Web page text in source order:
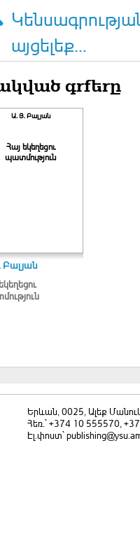
այցելեք...
գրքերը
Ա. Յ. Բալ­յան
Հայ եկեղեցու
պատմություն
Բալ­յան
Երևան, 0025, Ալեք
Հեռ.` +374 10 555570,
Էլ.փոստ`